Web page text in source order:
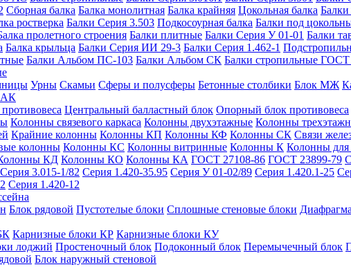
Сборная балка Балка монолитная Балка крайняя Цокольная балка Балки
ростверка Балки Серия 3.503 Подкосоурная балка Балки под
пролетного строения Балки плитные Балки Серия У 01-01 Балки
Балка крыльца Балки Серия ИИ 29-3 Балки Серия 1.462-1
Балки Альбом ПС-103 Балки Альбом СК Балки стропильные ГОСТ
Урны Скамьи Сферы и полусферы Бетонные столбики Блок МЖ
АК
Центральный балластный блок Опорный блок противовеса
Колонны связевого каркаса Колонны двухэтажные Колонны
Крайние колонны Колонны КП Колонны КФ Колонны СК Связи
колонны Колонны КС Колонны витринные Колонны К Колонны для
КД Колонны КО Колонны КА ГОСТ 27108-86 ГОСТ 23899-79
Серия 3.015-1/82 Серия 1.420-35.95 Серия У 01-02/89 Серия 1.420.1-25
Серия 1.420-12
Блок рядовой Пустотелые блоки Сплошные стеновые блоки
Карнизные блоки КР Карнизные блоки КУ
лоджий Простеночный блок Подоконный блок Перемычечный блок
Блок наружный стеновой